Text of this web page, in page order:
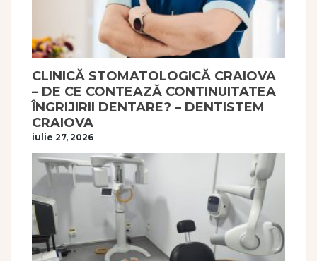
CLINICĂ STOMATOLOGICĂ CRAIOVA
– DE CE CONTEAZĂ CONTINUITATEA
ÎNGRIJIRII DENTARE? – DENTISTEM
CRAIOVA
iulie 27, 2026